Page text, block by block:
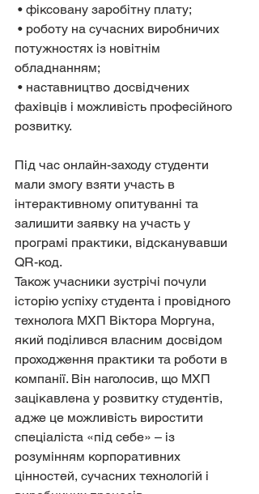
• фіксовану заробітну плату;
• роботу на сучасних виробничих
потужностях із новітнім
обладнанням;
• наставництво досвідчених
фахівців і можливість професійного
розвитку.
Під час онлайн-заходу студенти
мали змогу взяти участь в
інтерактивному опитуванні та
залишити заявку на участь у
програмі практики, відсканувавши
QR-код.
Також учасники зустрічі почули
історію успіху студента і провідного
технолога МХП Віктора Моргуна,
який поділився власним досвідом
проходження практики та роботи в
компанії. Він наголосив, що МХП
зацікавлена у розвитку студентів,
адже це можливість виростити
спеціаліста «під себе» – із
розумінням корпоративних
цінностей, сучасних технологій і